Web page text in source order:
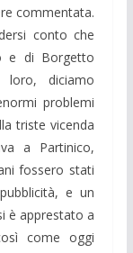
commentata.
conto che
e di Borgetto
loro, diciamo
problemi
triste vicenda
a Partinico,
fossero stati
e un
è apprestato a
come oggi